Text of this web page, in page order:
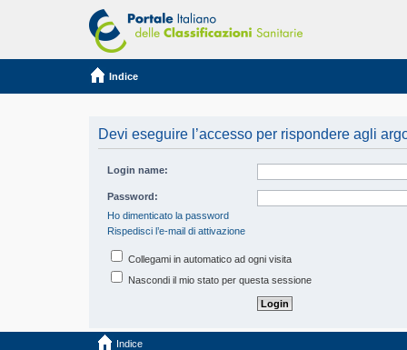
Indice
Devi eseguire l’accesso per rispondere agli
Login name:
Password:
Ho dimenticato la password
Rispedisci l’e-mail di attivazione
Collegami in automatico ad ogni visita
Nascondi il mio stato per questa sessione
Indice